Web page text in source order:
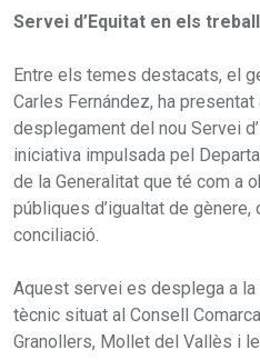
Servei d’Equitat en els
Entre els temes destacats, el
Carles Fernández, ha
desplegament del nou Servei
iniciativa impulsada pel
de la Generalitat que té com a
públiques d’igualtat de
conciliació.
Aquest servei es desplega a la
tècnic situat al Consell
Granollers, Mollet del Vallès i